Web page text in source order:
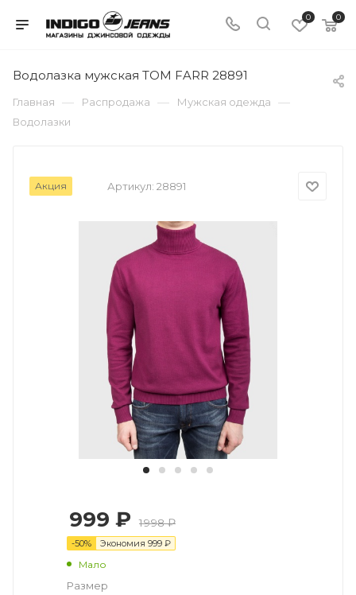
0 0
Водолазка мужская TOM FARR 28891
Главная — Распродажа — Мужская одежда —
Водолазки
Акция Артикул: 28891
999 ₽ 1998 ₽
-50% Экономия 999 ₽
Мало
Размер